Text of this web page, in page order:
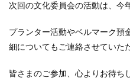
次回の文化委員会の活動は、今
プランター活動やベルマーク預
細についてもご連絡させていた
皆さまのご参加、心よりお待ち